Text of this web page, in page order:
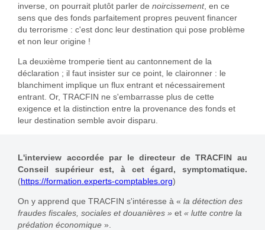
inverse, on pourrait plutôt parler de noircissement, en ce
sens que des fonds parfaitement propres peuvent financer
du terrorisme : c'est donc leur destination qui pose problème
et non leur origine !
La deuxième tromperie tient au cantonnement de la
déclaration ; il faut insister sur ce point, le claironner : le
blanchiment implique un flux entrant et nécessairement
entrant. Or, TRACFIN ne s'embarrasse plus de cette
exigence et la distinction entre la provenance des fonds et
leur destination semble avoir disparu.
L'interview accordée par le directeur de TRACFIN au
Conseil supérieur est, à cet égard, symptomatique.
(https://formation.experts-comptables.org)
On y apprend que TRACFIN s'intéresse à « la détection des
fraudes fiscales, sociales et douanières » et « lutte contre la
prédation économique ».